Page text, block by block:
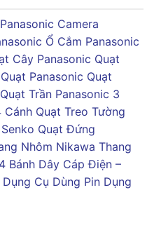
Camera
Ổ Cắm Panasonic
Cây Panasonic Quạt
Quạt Panasonic Quạt
Quạt Trần Panasonic 3
Cánh Quạt Treo Tường
Quạt Đứng
Nhôm Nikawa Thang
Bánh Dây Cáp Điện –
Dụng Cụ Dùng Pin Dụng